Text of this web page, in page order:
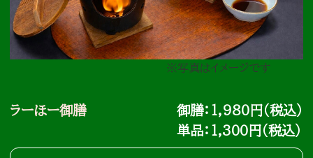
※写真はイメージです
ラーほー御膳
御膳：1,980円（税込）
単品：1,300円（税込）